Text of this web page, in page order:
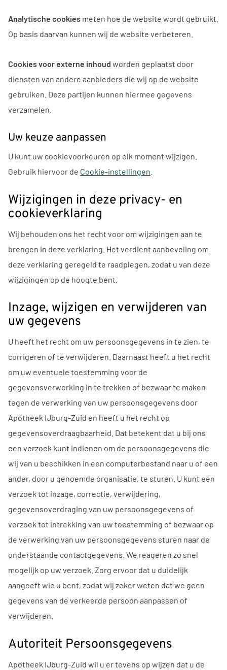
Analytische cookies meten hoe de website wordt gebruikt.
Op basis daarvan kunnen wij de website verbeteren.
Cookies voor externe inhoud worden geplaatst door
diensten van andere aanbieders die wij op de website
gebruiken. Deze partijen kunnen hiermee gegevens
verzamelen.
Uw keuze aanpassen
U kunt uw cookievoorkeuren op elk moment wijzigen.
Gebruik hiervoor de Cookie-instellingen
Wijzigingen in deze privacy- en
cookieverklaring
Wij behouden ons het recht voor om wijzigingen aan te
brengen in deze verklaring. Het verdient aanbeveling om
deze verklaring geregeld te raadplegen, zodat u van deze
wijzigingen op de hoogte bent.
Inzage, wijzigen en verwijderen van
uw gegevens
U heeft het recht om uw persoonsgegevens in te zien, te
corrigeren of te verwijderen. Daarnaast heeft u het recht
om uw eventuele toestemming voor de
gegevensverwerking in te trekken of bezwaar te maken
tegen de verwerking van uw persoonsgegevens door
Apotheek IJburg-Zuid en heeft u het recht op
gegevensoverdraagbaarheid. Dat betekent dat u bij ons
een verzoek kunt indienen om de persoonsgegevens die
wij van u beschikken in een computerbestand naar u of een
ander, door u genoemde organisatie, te sturen. U kunt een
verzoek tot inzage, correctie, verwijdering,
gegevensoverdraging van uw persoonsgegevens of
verzoek tot intrekking van uw toestemming of bezwaar op
de verwerking van uw persoonsgegevens sturen naar de
onderstaande contactgegevens. We reageren zo snel
mogelijk op uw verzoek. Zorg ervoor dat u duidelijk
aangeeft wie u bent, zodat wij zeker weten dat we geen
gegevens van de verkeerde persoon aanpassen of
verwijderen.
Autoriteit Persoonsgegevens
Apotheek IJburg-Zuid wil u er tevens op wijzen dat u de